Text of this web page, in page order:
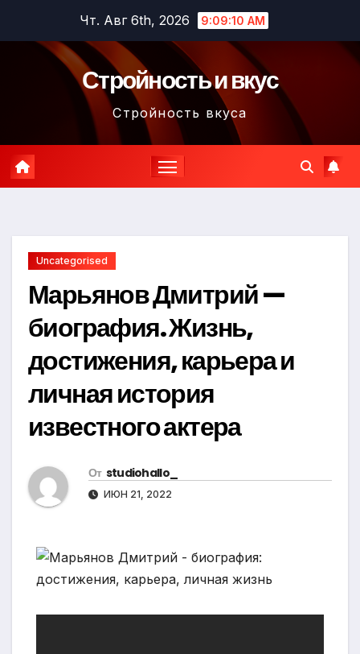
содержимому
Чт. Авг 6th, 2026 9:09:11 AM
Стройность и вкус
Стройность вкуса
Uncategorised
Марьянов Дмитрий —
биография. Жизнь,
достижения, карьера и
личная история
известного актера
От studiohallo_
ИЮН 21, 2022